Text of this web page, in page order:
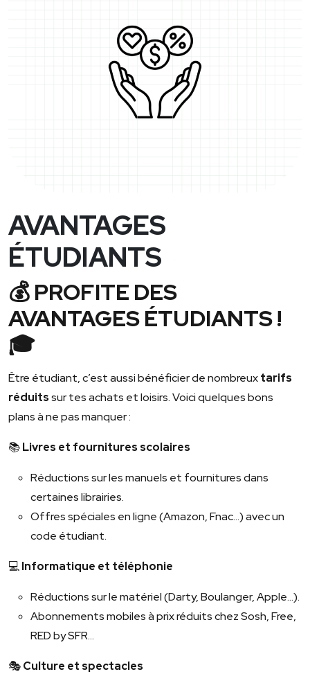
AVANTAGES
ÉTUDIANTS
💰PROFITE DES
AVANTAGES ÉTUDIANTS !
🎓
Être étudiant, c’est aussi bénéficier de nombreuxtarifs
réduitssur tes achats et loisirs. Voici quelques bons
plans à ne pas manquer :
📚Livres et fournitures scolaires
Réductions sur les manuels et fournitures dans
certaines librairies.
Offres spéciales en ligne (Amazon, Fnac…) avec un
code étudiant.
💻Informatique et téléphonie
Réductions sur le matériel (Darty, Boulanger, Apple…).
Abonnements mobiles à prix réduits chez Sosh, Free,
RED by SFR…
🎭Culture et spectacles